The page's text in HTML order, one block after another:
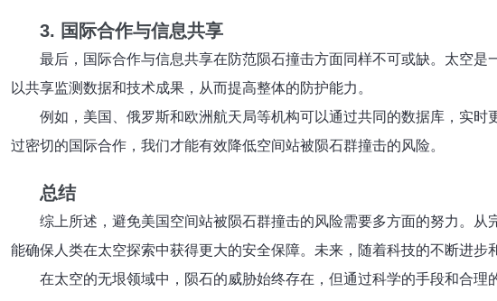
3. 国际合作与信息共享
最后，国际合作与信息共享在防范陨石撞击方面同样不可或缺。太空
以共享监测数据和技术成果，从而提高整体的防护能力。
例如，美国、俄罗斯和欧洲航天局等机构可以通过共同的数据库，实
过密切的国际合作，我们才能有效降低空间站被陨石群撞击的风险。
总结
综上所述，避免美国空间站被陨石群撞击的风险需要多方面的努力。
能确保人类在太空探索中获得更大的安全保障。未来，随着科技的不断进
在太空的无垠领域中，陨石的威胁始终存在，但通过科学的手段和合